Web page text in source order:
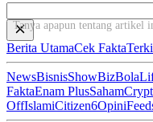
Tanya apapun tentang artikel
Berita UtamaCek Fakta
NewsBisnisShowBizBola
FaktaEnam PlusSaham
OffIslamiCitizen6Opini